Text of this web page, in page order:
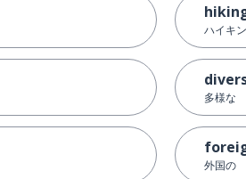
ハイキ
多様な
外国の